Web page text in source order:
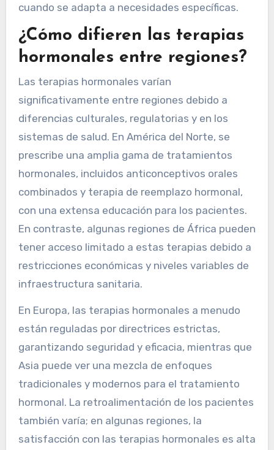
cuando se adapta a necesidades específicas.
¿Cómo difieren las terapias
hormonales entre regiones?
Las terapias hormonales varían
significativamente entre regiones debido a
diferencias culturales, regulatorias y en los
sistemas de salud. En América del Norte, se
prescribe una amplia gama de tratamientos
hormonales, incluidos anticonceptivos orales
combinados y terapia de reemplazo hormonal,
con una extensa educación para los pacientes.
En contraste, algunas regiones de África pueden
tener acceso limitado a estas terapias debido a
restricciones económicas y niveles variables de
infraestructura sanitaria.
En Europa, las terapias hormonales a menudo
están reguladas por directrices estrictas,
garantizando seguridad y eficacia, mientras que
Asia puede ver una mezcla de enfoques
tradicionales y modernos para el tratamiento
hormonal. La retroalimentación de los pacientes
también varía; en algunas regiones, la
satisfacción con las terapias hormonales es alta